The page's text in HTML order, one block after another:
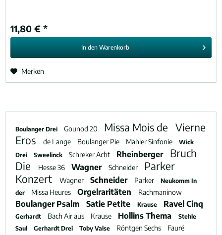
11,80 € *
In den Warenkorb
Merken
Boulanger Drei Gounod 20 Missa Mois de Vierne
Eros
de Lange Boulanger Pie Mahler Sinfonie
Wick
Drei
Sweelinck Schreker Acht Rheinberger
Bruch
Die
Hesse 36 Wagner Schneider
Parker
Konzert
Wagner Schneider Parker
Neukomm In
der
Missa Heures Orgelraritäten Rachmaninow
Boulanger Psalm Satie Petite Krause Ravel Cinq
Gerhardt Bach Air aus Krause Hollins Thema
Stehle
Saul
Gerhardt Drei Toby Valse Röntgen Sechs Fauré